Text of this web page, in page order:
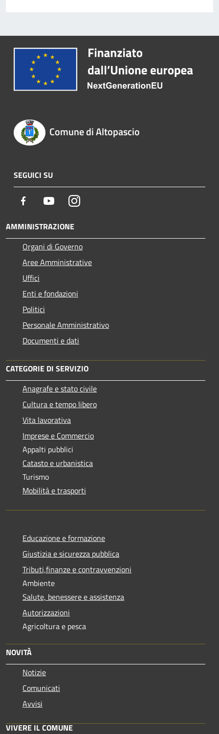
Comune di Altopascio
SEGUICI SU
Facebook YoutubeInstagram
AMMINISTRAZIONE
Organi di Governo
Aree Amministrative
Uffici
Enti e fondazioni
Politici
Personale Amministrativo
Documenti e dati
CATEGORIE DI SERVIZIO
Anagrafe e stato civile
Cultura e tempo libero
Vita lavorativa
Imprese e Commercio
Appalti pubblici
Catasto e urbanistica
Turismo
Mobilità e trasporti
Educazione e formazione
Giustizia e sicurezza pubblica
Tributi,finanze e contravvenzioni
Ambiente
Salute, benessere e assistenza
Autorizzazioni
Agricoltura e pesca
NOVITÀ
Notizie
Comunicati
Avvisi
VIVERE IL COMUNE